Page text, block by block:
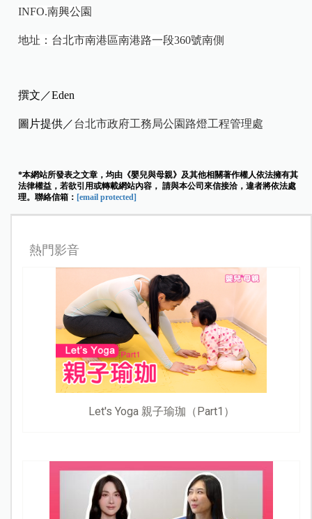
INFO.南興公園
地址：台北市南港區南港路一段360號南側
撰文／Eden
圖片提供／台北市政府工務局公園路燈工程管理處
*本網站所發表之文章，均由《嬰兒與母親》及其他相關著作權人依法擁有其
法律權益，若欲引用或轉載網站內容， 請與本公司來信接洽，違者將依法處
理。聯絡信箱： [email protected]
熱門影音
Let's Yoga 親子瑜珈（Part1）